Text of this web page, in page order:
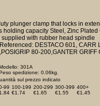
plunger clamp that locks in
holding capacity Steel, Zinc
supplied with rubber head spindle
DESTACO 601, CARR
80-200,GANTER
301A
spedizione: 0.06kg.
sul prezzo indicato
99 100-199
€1.74
200-299
€1.65
300-399
€1.55
400+
€1.45